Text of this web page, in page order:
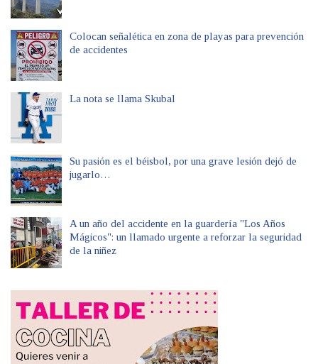
Colocan señalética en zona de playas para prevención
de accidentes
La nota se llama Skubal
Su pasión es el béisbol, por una grave lesión dejó de
jugarlo…
A un año del accidente en la guardería "Los Años
Mágicos": un llamado urgente a reforzar la seguridad
de la niñez